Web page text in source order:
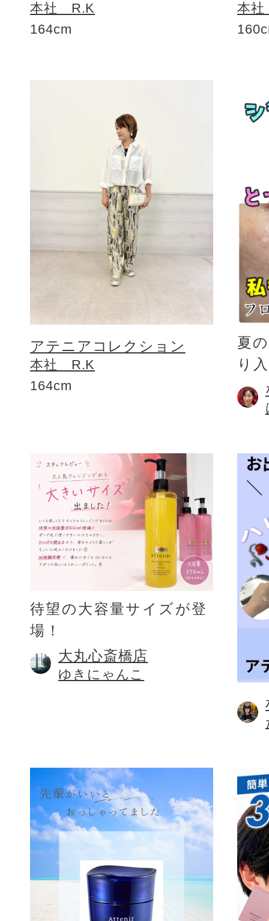
本社 R.K
164cm
本
アテニアコレクション
本社 R.K
164cm
夏
り
待望の大容量サイズが登
場！
大丸心斎橋店
ゆきにゃんこ